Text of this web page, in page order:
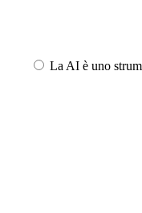
La AI è uno